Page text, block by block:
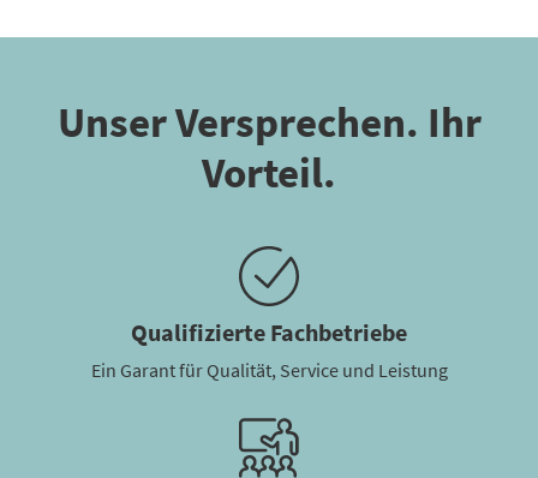
Unser Versprechen. Ihr
Vorteil.
Qualifizierte Fachbetriebe
Ein Garant für Qualität, Service und Leistung